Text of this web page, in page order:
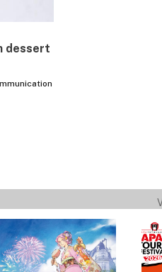
dessert